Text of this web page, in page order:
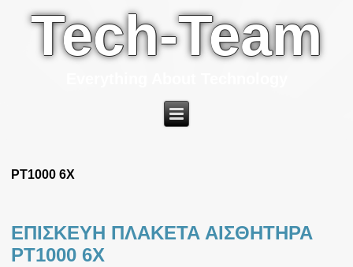
Tech-Team
PT1000 6X
ΕΠΙΣΚΕΥΗ ΠΛΑΚΕΤΑ ΑΙΣΘΗΤΗΡΑ
PT1000 6X